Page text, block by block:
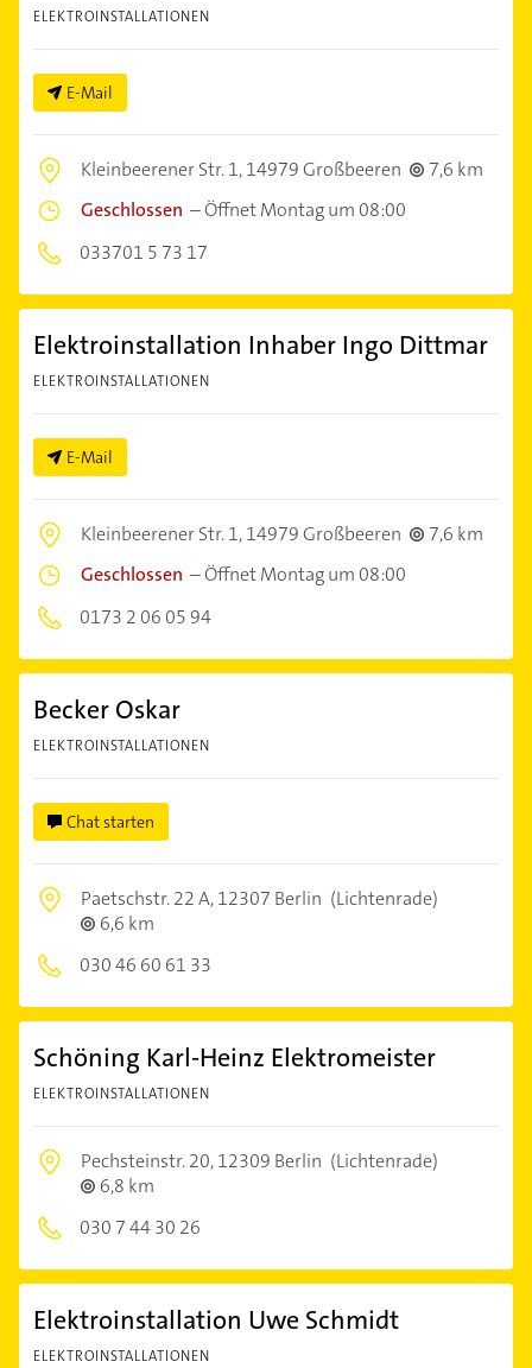
ELEKTROINSTALLATIONEN
E-Mail
Kleinbeerener Str. 1,14979 Großbeeren
7,6 km
Geschlossen –Öffnet Montag um 08:00
033701 5 73 17
Elektroinstallation Inhaber Ingo Dittmar
ELEKTROINSTALLATIONEN
E-Mail
Kleinbeerener Str. 1,14979 Großbeeren
7,6 km
Geschlossen –Öffnet Montag um 08:00
0173 2 06 05 94
Becker Oskar
ELEKTROINSTALLATIONEN
Chat starten
Paetschstr. 22 A,12307 Berlin (Lichtenrade)
6,6 km
030 46 60 61 33
Schöning Karl-Heinz Elektromeister
ELEKTROINSTALLATIONEN
Pechsteinstr. 20,12309 Berlin (Lichtenrade)
6,8 km
030 7 44 30 26
Elektroinstallation Uwe Schmidt
ELEKTROINSTALLATIONEN